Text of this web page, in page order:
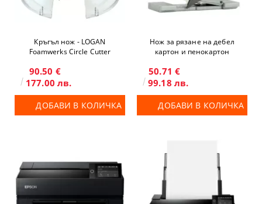
Кръгъл нож - LOGAN
Foamwerks Circle Cutter
90.50 €
177.00 лв.
ДОБАВИ В КОЛИЧКА
Нож за рязане на дебел
картон и пенокартон
50.71 €
99.18 лв.
ДОБАВИ В КОЛИЧКА